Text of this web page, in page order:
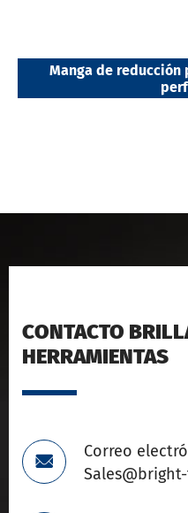
Manga de reducción
CONTACTO
HERRAMIENTAS

Correo